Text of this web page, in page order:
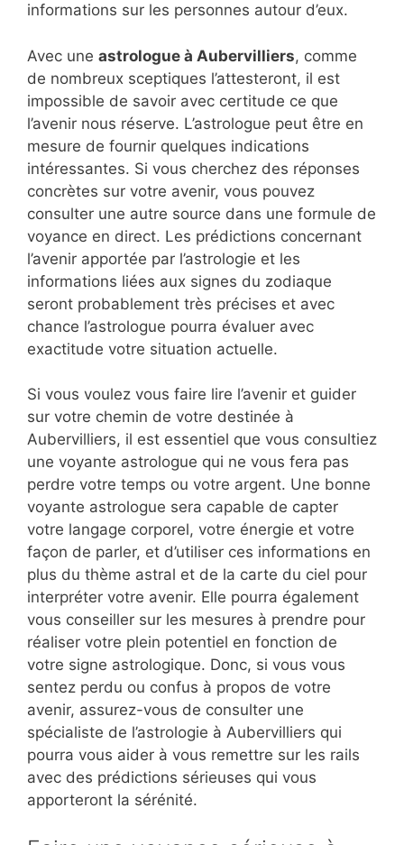
informations sur les personnes autour d’eux.
Avec une astrologue à Aubervilliers, comme
de nombreux sceptiques l’attesteront, il est
impossible de savoir avec certitude ce que
l’avenir nous réserve. L’astrologue peut être en
mesure de fournir quelques indications
intéressantes. Si vous cherchez des réponses
concrètes sur votre avenir, vous pouvez
consulter une autre source dans une formule de
voyance en direct. Les prédictions concernant
l’avenir apportée par l’astrologie et les
informations liées aux signes du zodiaque
seront probablement très précises et avec
chance l’astrologue pourra évaluer avec
exactitude votre situation actuelle.
Si vous voulez vous faire lire l’avenir et guider
sur votre chemin de votre destinée à
Aubervilliers, il est essentiel que vous consultiez
une voyante astrologue qui ne vous fera pas
perdre votre temps ou votre argent. Une bonne
voyante astrologue sera capable de capter
votre langage corporel, votre énergie et votre
façon de parler, et d’utiliser ces informations en
plus du thème astral et de la carte du ciel pour
interpréter votre avenir. Elle pourra également
vous conseiller sur les mesures à prendre pour
réaliser votre plein potentiel en fonction de
votre signe astrologique. Donc, si vous vous
sentez perdu ou confus à propos de votre
avenir, assurez-vous de consulter une
spécialiste de l’astrologie à Aubervilliers qui
pourra vous aider à vous remettre sur les rails
avec des prédictions sérieuses qui vous
apporteront la sérénité.